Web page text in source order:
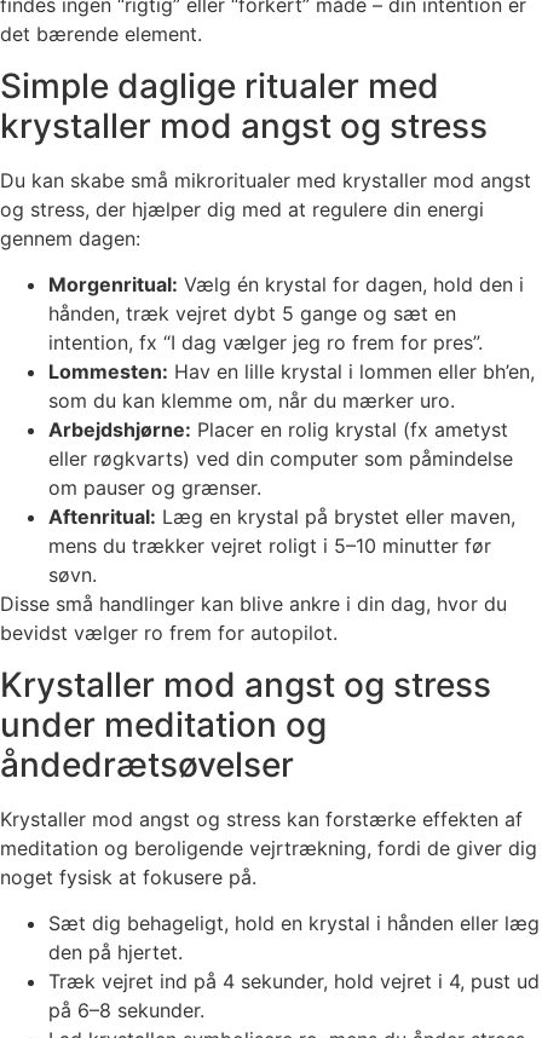
findes ingen “rigtig” eller “forkert” måde – din intention er
det bærende element.
Simple daglige ritualer med
krystaller mod angst og stress
Du kan skabe små mikroritualer med krystaller mod angst
og stress, der hjælper dig med at regulere din energi
gennem dagen:
Morgenritual: Vælg én krystal for dagen, hold den i
hånden, træk vejret dybt 5 gange og sæt en
intention, fx “I dag vælger jeg ro frem for pres”.
Lommesten: Hav en lille krystal i lommen eller bh’en,
som du kan klemme om, når du mærker uro.
Arbejdshjørne: Placer en rolig krystal (fx ametyst
eller røgkvarts) ved din computer som påmindelse
om pauser og grænser.
Aftenritual: Læg en krystal på brystet eller maven,
mens du trækker vejret roligt i 5–10 minutter før
søvn.
Disse små handlinger kan blive ankre i din dag, hvor du
bevidst vælger ro frem for autopilot.
Krystaller mod angst og stress
under meditation og
åndedrætsøvelser
Krystaller mod angst og stress kan forstærke effekten af
meditation og beroligende vejrtrækning, fordi de giver dig
noget fysisk at fokusere på.
Sæt dig behageligt, hold en krystal i hånden eller læg
den på hjertet.
Træk vejret ind på 4 sekunder, hold vejret i 4, pust ud
på 6–8 sekunder.